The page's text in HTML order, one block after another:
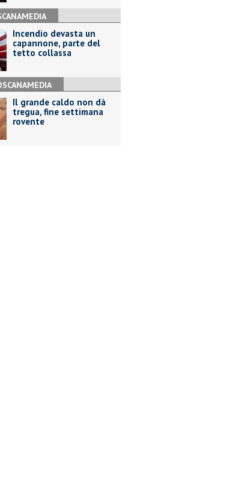
Incendio devasta un
capannone, parte del
tetto collassa
Il grande caldo non dà
tregua, fine settimana
rovente